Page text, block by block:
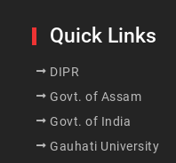
Quick Links
DIPR
Govt. of Assam
Govt. of India
Gauhati University